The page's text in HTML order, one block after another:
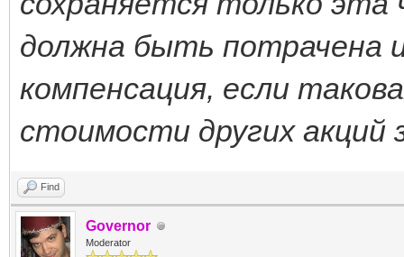
должна быть потрачена
компенсация, если
стоимости других акций
Find
Governor
Moderator